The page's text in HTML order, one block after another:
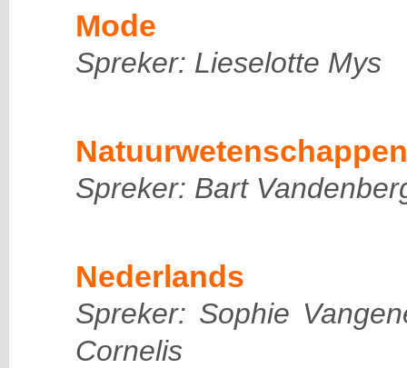
Mode
Spreker: Lieselotte Mys
Natuurwetenschappen
Spreker: Bart
Nederlands
Spreker: Sophie
Cornelis